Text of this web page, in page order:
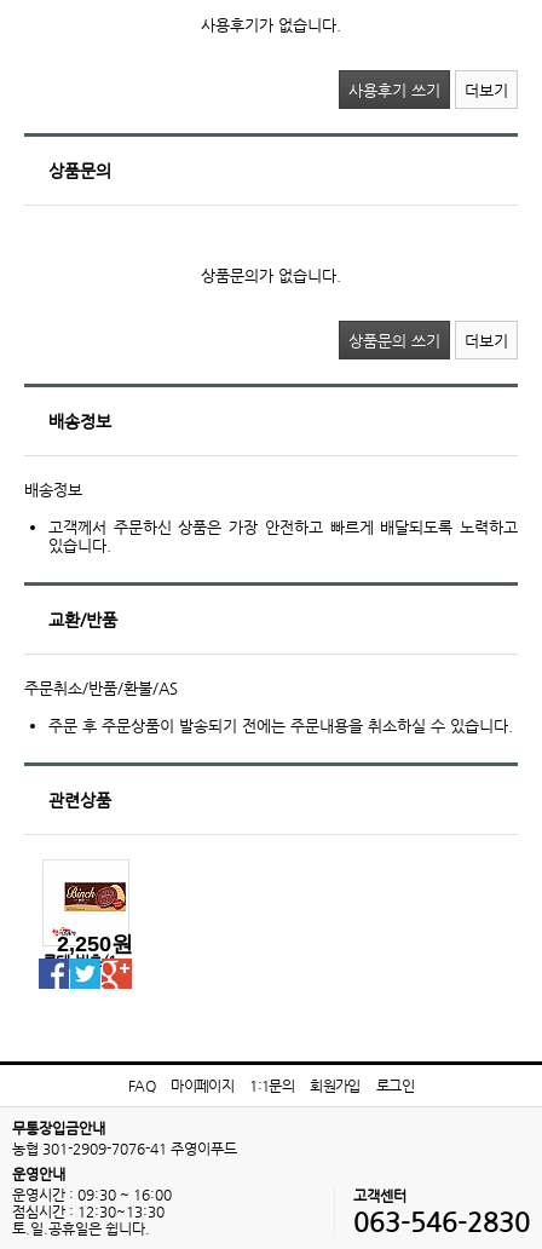
사용후기가 없습니다.
사용후기 쓰기 더보기
상품문의
상품문의가 없습니다.
상품문의 쓰기 더보기
배송정보
배송정보
고객께서 주문하신 상품은 가장 안전하고 빠르게 배달되도록 노력하고
있습니다.
교환/반품
주문취소/반품/환불/AS
주문 후 주문상품이 발송되기 전에는 주문내용을 취소하실 수 있습니다.
관련상품
롯데-빈츠(1
곽)
2,250원
FAQ 마이페이지 1:1문의 회원가입 로그인
무통장입금안내
농협 301-2909-7076-41 주영이푸드
운영안내
운영시간 : 09:30 ~ 16:00
점심시간 : 12:30~13:30
토.일.공휴일은 쉽니다.
고객센터
063-546-2830